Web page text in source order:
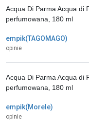
empik(TAGOMAGO)
opinie
Acqua Di Parma Acqua di
perfumowana, 180 ml
empik(Morele)
opinie
Acqua Di Parma Acqua di
perfumowana, 180 ml